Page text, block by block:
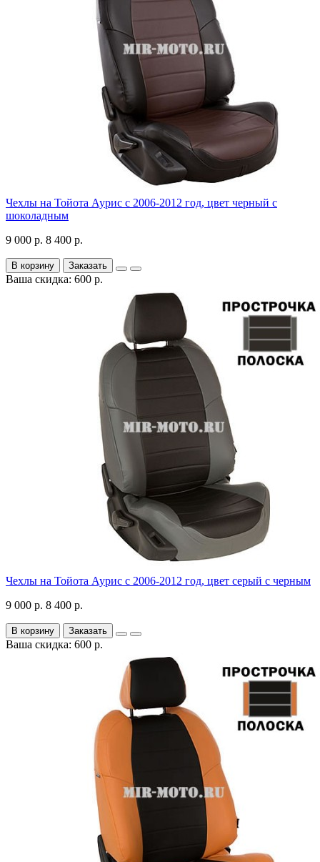
Чехлы на Тойота Аурис с 2006-2012 год, цвет черный с
шоколадным
9 000 р. 8 400 р.
В корзину Заказать
Ваша скидка: 600 р.
Чехлы на Тойота Аурис с 2006-2012 год, цвет серый с черным
9 000 р. 8 400 р.
В корзину Заказать
Ваша скидка: 600 р.